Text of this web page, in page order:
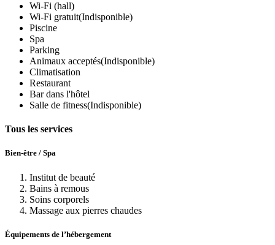
Wi-Fi (hall)
Wi-Fi gratuit(Indisponible)
Piscine
Spa
Parking
Animaux acceptés(Indisponible)
Climatisation
Restaurant
Bar dans l'hôtel
Salle de fitness(Indisponible)
Tous les services
Bien-être / Spa
Institut de beauté
Bains à remous
Soins corporels
Massage aux pierres chaudes
Équipements de l’hébergement